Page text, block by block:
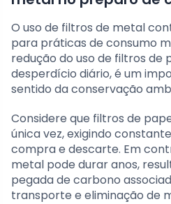
O uso de filtros de metal
para práticas de consumo
redução do uso de filtros de
desperdício diário, é um
sentido da conservação
Considere que filtros de
única vez, exigindo
compra e descarte. Em
metal pode durar anos,
pegada de carbono
transporte e eliminação de